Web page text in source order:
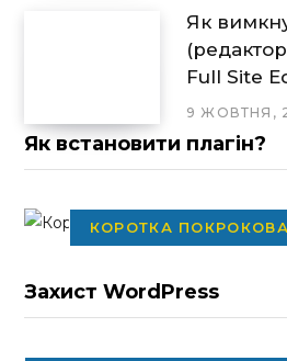
Як
Full Site
9 ЖОВТНЯ,
Як встановити плагін?
КОРОТКА ПОКРОКОВА
Захист WordPress